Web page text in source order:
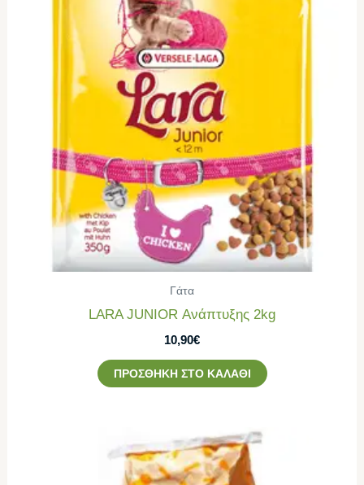
Γάτα
LARA JUNIOR Ανάπτυξης 2kg
10,90€
ΠΡΟΣΘΉΚΗ ΣΤΟ ΚΑΛΆΘΙ